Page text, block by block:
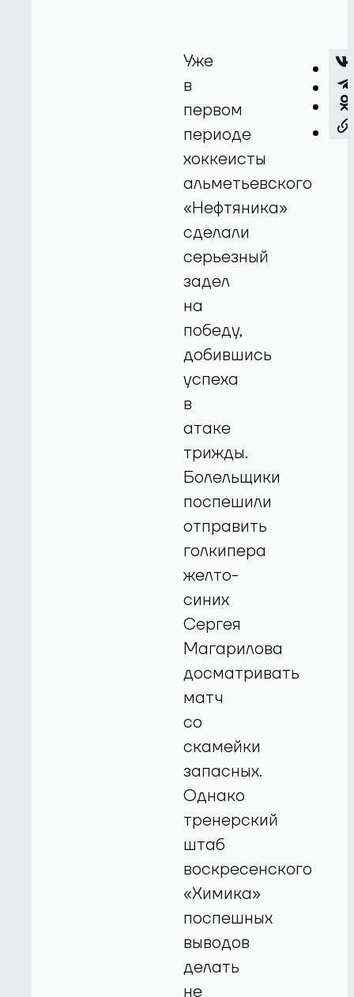
Уже
в
первом
периоде
хоккеисты
альметьевского
«Нефтяника»
сделали
серьезный
задел
на
победу,
добившись
успеха
в
атаке
трижды.
Болельщики
поспешили
отправить
голкипера
желто-
синих
Сергея
Магарилова
досматривать
матч
со
скамейки
запасных.
Однако
тренерский
штаб
воскресенского
«Химика»
поспешных
выводов
делать
не